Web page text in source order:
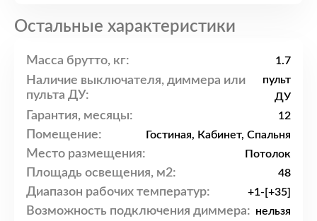
Остальные характеристики
Масса брутто, кг: 1.7
Наличие выключателя, диммера или
пульта ДУ:
пульт
ДУ
Гарантия, месяцы: 12
Помещение: Гостиная, Кабинет, Спальня
Место размещения: Потолок
Площадь освещения, м2: 48
Диапазон рабочих температур: +1-[+35]
Возможность подключения диммера: нельзя